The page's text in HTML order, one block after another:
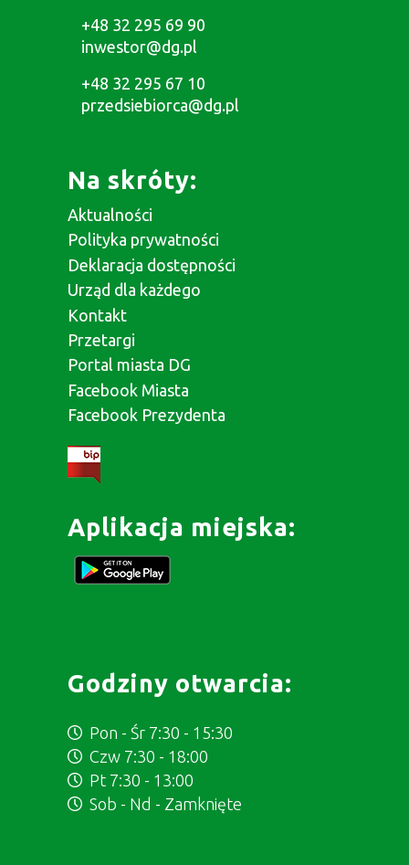
+48 32 295 69 90
inwestor@dg.pl
+48 32 295 67 10
przedsiebiorca@dg.pl
Na skróty:
Aktualności
Polityka prywatności
Deklaracja dostępności
Urząd dla każdego
Kontakt
Przetargi
Portal miasta DG
Facebook Miasta
Facebook Prezydenta
Aplikacja miejska:
Godziny otwarcia:
Pon - Śr 7:30 - 15:30
Czw 7:30 - 18:00
Pt 7:30 - 13:00
Sob - Nd - Zamknięte